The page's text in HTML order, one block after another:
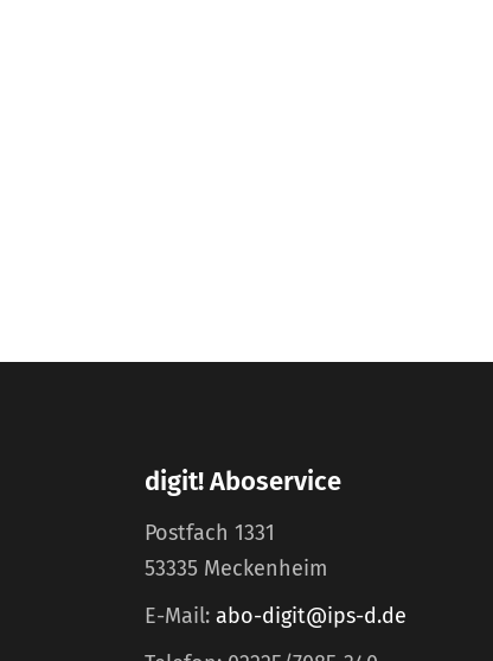
digit! Aboservice
Postfach 1331
53335 Meckenheim
E-Mail: abo-digit@ips-d.de